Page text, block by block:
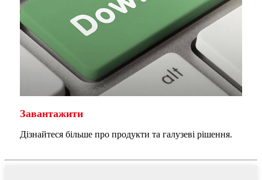
Завантажити
Дізнайтеся більше про продукти та галузеві рішення.